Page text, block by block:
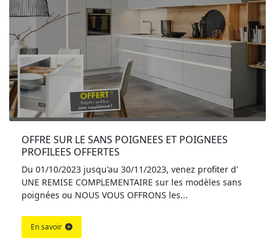
OFFRE SUR LE SANS POIGNEES ET POIGNEES
PROFILEES OFFERTES
Du 01/10/2023 jusqu'au 30/11/2023, venez profiter d'
UNE REMISE COMPLEMENTAIRE sur les modèles sans
poignées ou NOUS VOUS OFFRONS les...
En savoir